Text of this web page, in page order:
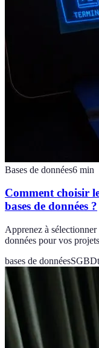
Bases de données6 min
Comment choisir
bases de données ?
Apprenez à
données pour vos
bases de donnéesSGBD